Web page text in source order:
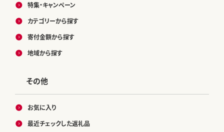
特集・キャンペーン
カテゴリーから探す
寄付金額から探す
地域から探す
その他
お気に入り
最近チェックした返礼品